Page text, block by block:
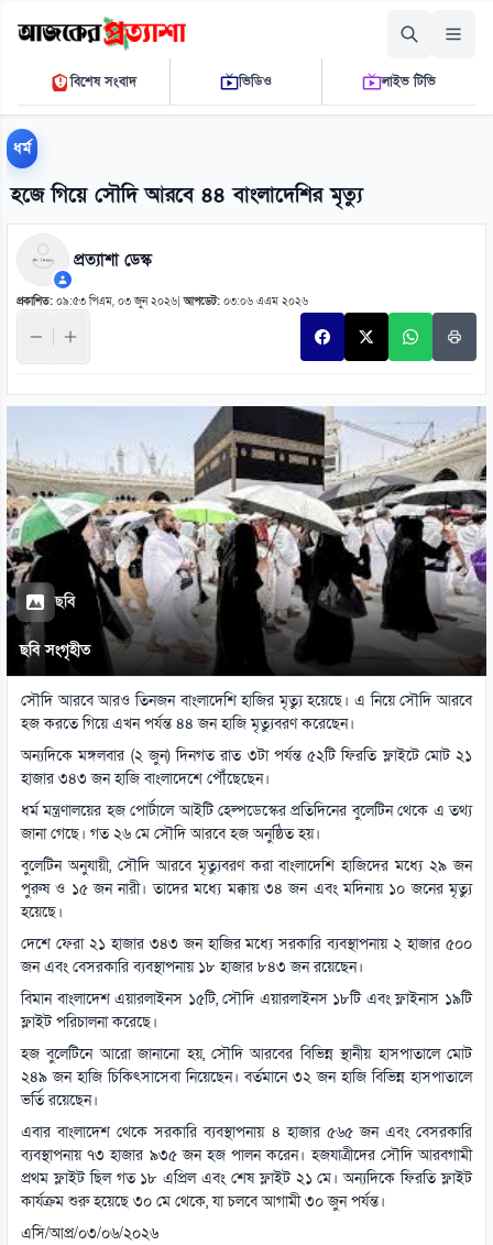
বৃহস্পতিবার, ০৬ আগস্ট ২০২৬
০৬ ১৭ ১৩ এ.এম.THE DAILY AJKER PROTTASHA
বিশেষ সংবাদ ভিডিও লাইভ টিভি
ধর্ম
হজে গিয়ে সৌদি আরবে ৪৪ বাংলাদেশির মৃত্যু
প্রত্যাশা ডেস্ক
প্রকাশিত: ০৯:৫৩ পিএম, ০৩ জুন ২০২৬ |আপডেট: ০৩:০৬ এএম ২০২৬
ছবি
ছবি সংগৃহীত
সৌদি আরবে আরও তিনজন বাংলাদেশি হাজির মৃত্যু হয়েছে। এ নিয়ে সৌদি আরবে
হজ করতে গিয়ে এখন পর্যন্ত ৪৪ জন হাজি মৃত্যুবরণ করেছেন।
অন্যদিকে মঙ্গলবার (২ জুন) দিনগত রাত ৩টা পর্যন্ত ৫২টি ফিরতি ফ্লাইটে মোট ২১
হাজার ৩৪৩ জন হাজি বাংলাদেশে পৌঁছেছেন।
ধর্ম মন্ত্রণালয়ের হজ পোর্টালে আইটি হেল্পডেস্কের প্রতিদিনের বুলেটিন থেকে এ তথ্য
জানা গেছে। গত ২৬ মে সৌদি আরবে হজ অনুষ্ঠিত হয়।
বুলেটিন অনুযায়ী, সৌদি আরবে মৃত্যুবরণ করা বাংলাদেশি হাজিদের মধ্যে ২৯ জন
পুরুষ ও ১৫ জন নারী। তাদের মধ্যে মক্কায় ৩৪ জন এবং মদিনায় ১০ জনের মৃত্যু
হয়েছে।
দেশে ফেরা ২১ হাজার ৩৪৩ জন হাজির মধ্যে সরকারি ব্যবস্থাপনায় ২ হাজার ৫০০
জন এবং বেসরকারি ব্যবস্থাপনায় ১৮ হাজার ৮৪৩ জন রয়েছেন।
বিমান বাংলাদেশ এয়ারলাইনস ১৫টি, সৌদি এয়ারলাইনস ১৮টি এবং ফ্লাইনাস ১৯টি
ফ্লাইট পরিচালনা করেছে।
হজ বুলেটিনে আরো জানানো হয়, সৌদি আরবের বিভিন্ন স্থানীয় হাসপাতালে মোট
২৪৯ জন হাজি চিকিৎসাসেবা নিয়েছেন। বর্তমানে ৩২ জন হাজি বিভিন্ন হাসপাতালে
ভর্তি রয়েছেন।
এবার বাংলাদেশ থেকে সরকারি ব্যবস্থাপনায় ৪ হাজার ৫৬৫ জন এবং বেসরকারি
ব্যবস্থাপনায় ৭৩ হাজার ৯৩৫ জন হজ পালন করেন। হজযাত্রীদের সৌদি আরবগামী
প্রথম ফ্লাইট ছিল গত ১৮ এপ্রিল এবং শেষ ফ্লাইট ২১ মে। অন্যদিকে ফিরতি ফ্লাইট
কার্যক্রম শুরু হয়েছে ৩০ মে থেকে, যা চলবে আগামী ৩০ জুন পর্যন্ত।
এসি/আপ্র/০৩/০৬/২০২৬